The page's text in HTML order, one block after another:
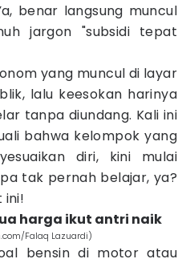
benar langsung muncul
jargon "subsidi tepat
yang muncul di layar
lalu keesokan harinya
tanpa diundang. Kali ini
bahwa kelompok yang
diri, kini mulai
tak pernah belajar, ya?
ini!
harga ikut antri naik
Falaq Lazuardi)
bensin di motor atau